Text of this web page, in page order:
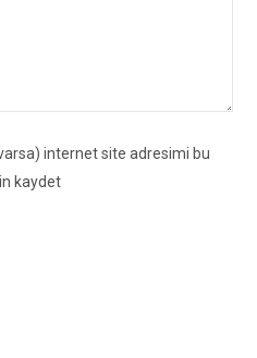
internet site adresimi bu
kaydet